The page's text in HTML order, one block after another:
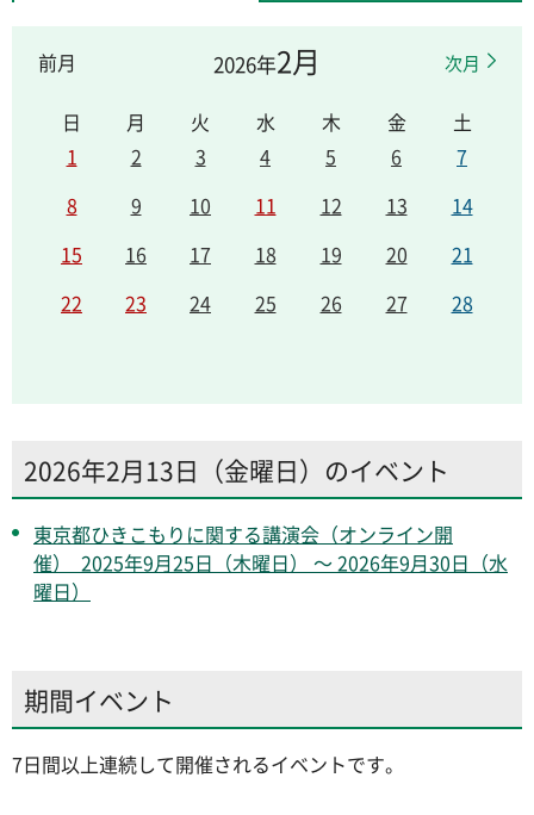
2026年2月
前月 次月
日 月 火 水 木 金
土
1
2 3 4 5 6
7
8
9 10 11 12 13
14
15
16 17 18 19 20
21
22
23 24 25 26 27 28
2026年2月13日（金曜日）のイベント
東京都ひきこもりに関する講演会（オンライン開
催） 2025年9月25日（木曜日） ～ 2026年9月30日（水
曜日）
期間イベント
7日間以上連続して開催されるイベントです。